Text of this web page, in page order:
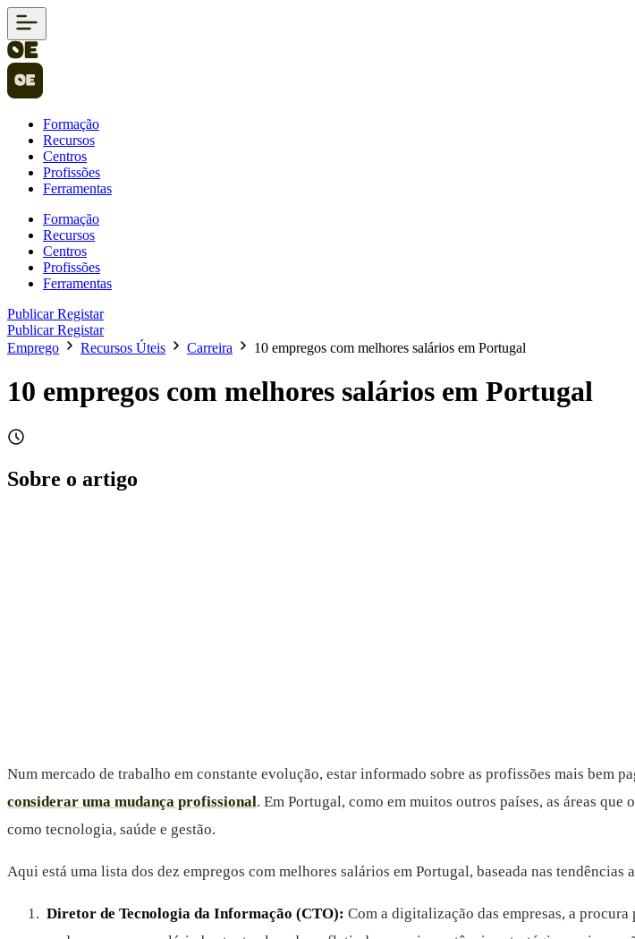
Formação
Recursos
Centros
Profissões
Ferramentas
Formação
Recursos
Centros
Profissões
Ferramentas
PublicarRegistar
PublicarRegistar
Emprego
Recursos Úteis Carreira 10 empregos com melhores salários em Portugal
10 empregos com melhores salários em Portugal
Sobre o artigo
Num mercado de trabalho em constante evolução, estar informado sobre as profissões mais bem
considerar uma mudança profissional. Em Portugal, como em muitos outros países, as áreas
como tecnologia, saúde e gestão.
Aqui está uma lista dos dez empregos com melhores salários em Portugal, baseada nas tendências
Diretor de Tecnologia da Informação (CTO): Com a digitalização das empresas, a